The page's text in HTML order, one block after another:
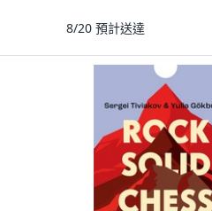
8/20 預計送達